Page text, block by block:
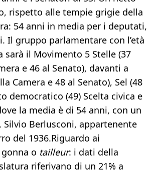
rispetto alle tempie grigie della
54 anni in media per i deputati,
Il gruppo parlamentare con l’età
sarà il Movimento 5 Stelle (37
e 46 al Senato), davanti a
Camera e 48 al Senato), Sel (48
democratico (49) Scelta civica e
la media è di 54 anni, con un
Silvio Berlusconi, appartenente
del 1936.Riguardo ai
o tailleur: i dati della
riferivano di un 21% a